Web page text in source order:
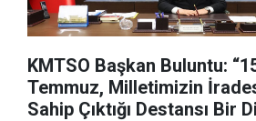
KMTSO Başkan Buluntu:
Temmuz, Milletimizin
Sahip Çıktığı Destansı Bir